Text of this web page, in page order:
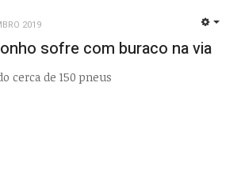
2019
sofre com buraco na via
cerca de 150 pneus